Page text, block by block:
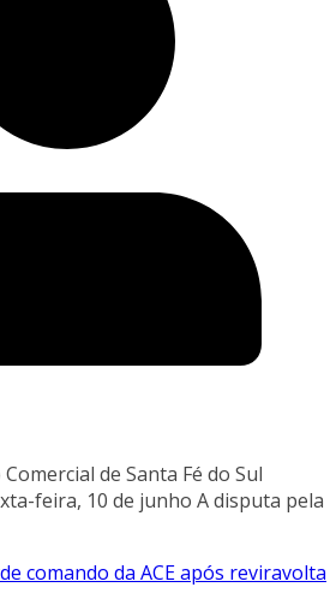
de Santa Fé do Sul
feira, 10 de junho A disputa pela